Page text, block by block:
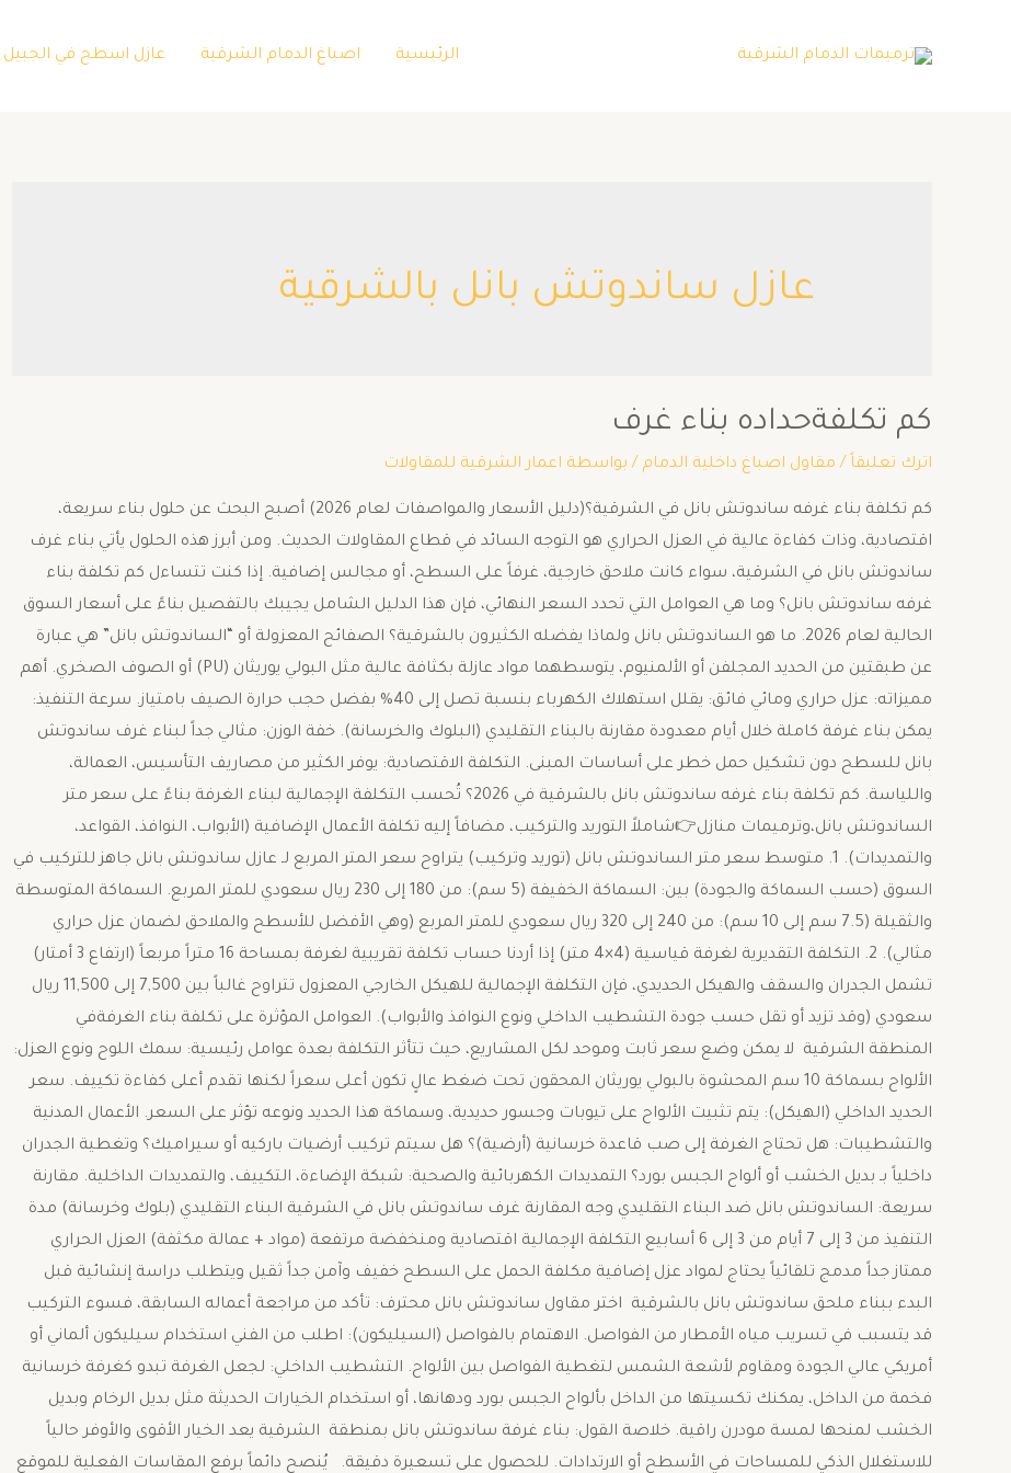
الرئيسية اصباغ الدمام الشرقية عازل اسطح في الجبيل
عازل ساندوتش بانل بالشرقية
كم تكلفةحداده بناء غرف
اترك تعليقاً / مقاول اصباغ داخلية الدمام / بواسطة اعمار الشرقية للمقاولات
كم تكلفة بناء غرفه ساندوتش بانل في الشرقية؟(دليل الأسعار والمواصفات لعام 2026) ​أصبح البحث عن حلول بناء سريعة،
اقتصادية، وذات كفاءة عالية في العزل الحراري هو التوجه السائد في قطاع المقاولات الحديث. ومن أبرز هذه الحلول يأتي بناء غرف
ساندوتش بانل في الشرقية، سواء كانت ملاحق خارجية، غرفاً على السطح، أو مجالس إضافية. ​إذا كنت تتساءل كم تكلفة بناء
غرفه ساندوتش بانل؟ وما هي العوامل التي تحدد السعر النهائي، فإن هذا الدليل الشامل يجيبك بالتفصيل بناءً على أسعار السوق
الحالية لعام 2026. ​ما هو الساندوتش بانل ولماذا يفضله الكثيرون بالشرقية؟ ​الصفائح المعزولة أو “الساندوتش بانل” هي عبارة
عن طبقتين من الحديد المجلفن أو الألمنيوم، يتوسطهما مواد عازلة بكثافة عالية مثل البولي يوريثان (PU) أو الصوف الصخري. ​أهم
مميزاته: ​عزل حراري ومائي فائق: يقلل استهلاك الكهرباء بنسبة تصل إلى 40% بفضل حجب حرارة الصيف بامتياز. ​سرعة التنفيذ:
يمكن بناء غرفة كاملة خلال أيام معدودة مقارنة بالبناء التقليدي (البلوك والخرسانة). ​خفة الوزن: مثالي جداً لبناء غرف ساندوتش
بانل للسطح دون تشكيل حمل خطر على أساسات المبنى. ​التكلفة الاقتصادية: يوفر الكثير من مصاريف التأسيس، العمالة،
واللياسة. ​كم تكلفة بناء غرفه ساندوتش بانل بالشرقية في 2026؟ ​تُحسب التكلفة الإجمالية لبناء الغرفة بناءً على سعر متر
الساندوتش بانل،وترميمات منازل👉شاملاً التوريد والتركيب، مضافاً إليه تكلفة الأعمال الإضافية (الأبواب، النوافذ، القواعد،
والتمديدات). ​1. متوسط سعر متر الساندوتش بانل (توريد وتركيب) ​يتراوح سعر المتر المربع لـ عازل ساندوتش بانل جاهز للتركيب في
السوق (حسب السماكة والجودة) بين: ​السماكة الخفيفة (5 سم): من 180 إلى 230 ريال سعودي للمتر المربع. ​السماكة المتوسطة
والثقيلة (7.5 سم إلى 10 سم): من 240 إلى 320 ريال سعودي للمتر المربع (وهي الأفضل للأسطح والملاحق لضمان عزل حراري
مثالي). ​2. التكلفة التقديرية لغرفة قياسية (4×4 متر) ​إذا أردنا حساب تكلفة تقريبية لغرفة بمساحة 16 متراً مربعاً (ارتفاع 3 أمتار)
تشمل الجدران والسقف والهيكل الحديدي، فإن التكلفة الإجمالية للهيكل الخارجي المعزول تتراوح غالباً بين 7,500 إلى 11,500 ريال
سعودي (وقد تزيد أو تقل حسب جودة التشطيب الداخلي ونوع النوافذ والأبواب). ​العوامل المؤثرة على تكلفة بناء الغرفةفي
المنطقة الشرقية ​لا يمكن وضع سعر ثابت وموحد لكل المشاريع، حيث تتأثر التكلفة بعدة عوامل رئيسية: ​سمك اللوح ونوع العزل:
الألواح بسماكة 10 سم المحشوة بالبولي يوريثان المحقون تحت ضغط عالٍ تكون أعلى سعراً لكنها تقدم أعلى كفاءة تكييف. ​سعر
الحديد الداخلي (الهيكل): يتم تثبيت الألواح على تيوبات وجسور حديدية، وسماكة هذا الحديد ونوعه تؤثر على السعر. ​الأعمال المدنية
والتشطيبات: هل تحتاج الغرفة إلى صب قاعدة خرسانية (أرضية)؟ هل سيتم تركيب أرضيات باركيه أو سيراميك؟ وتغطية الجدران
داخلياً بـ بديل الخشب أو ألواح الجبس بورد؟ ​التمديدات الكهربائية والصحية: شبكة الإضاءة، التكييف، والتمديدات الداخلية. ​مقارنة
سريعة: الساندوتش بانل ضد البناء التقليدي وجه المقارنة غرف ساندوتش بانل في الشرقية البناء التقليدي (بلوك وخرسانة) مدة
التنفيذ من 3 إلى 7 أيام من 3 إلى 6 أسابيع التكلفة الإجمالية اقتصادية ومنخفضة مرتفعة (مواد + عمالة مكثفة) العزل الحراري
ممتاز جداً مدمج تلقائياً يحتاج لمواد عزل إضافية مكلفة الحمل على السطح خفيف وآمن جداً ثقيل ويتطلب دراسة إنشائية قبل
البدء ببناء ملحق ساندوتش بانل بالشرقية ​اختر مقاول ساندوتش بانل محترف: تأكد من مراجعة أعماله السابقة، فسوء التركيب
قد يتسبب في تسريب مياه الأمطار من الفواصل. ​الاهتمام بالفواصل (السيليكون): اطلب من الفني استخدام سيليكون ألماني أو
أمريكي عالي الجودة ومقاوم لأشعة الشمس لتغطية الفواصل بين الألواح. ​التشطيب الداخلي: لجعل الغرفة تبدو كغرفة خرسانية
فخمة من الداخل، يمكنك تكسيتها من الداخل بألواح الجبس بورد ودهانها، أو استخدام الخيارات الحديثة مثل بديل الرخام وبديل
الخشب لمنحها لمسة مودرن راقية. ​خلاصة القول: بناء غرفة ساندوتش بانل بمنطقة الشرقية يعد الخيار الأقوى والأوفر حالياً
للاستغلال الذكي للمساحات في الأسطح أو الارتدادات. للحصول على تسعيرة دقيقة. يُنصح دائماً برفع المقاسات الفعلية للموقع